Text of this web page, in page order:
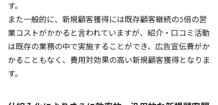
す。
また一般的に、新規顧客獲得には既存顧客継続の5倍の営
業コストがかかると言われていますが、紹介・口コミ活動
は既存の業務の中で実施することができ、広告宣伝費がか
かることもなく、費用対効果の高い新規顧客獲得となりま
す。